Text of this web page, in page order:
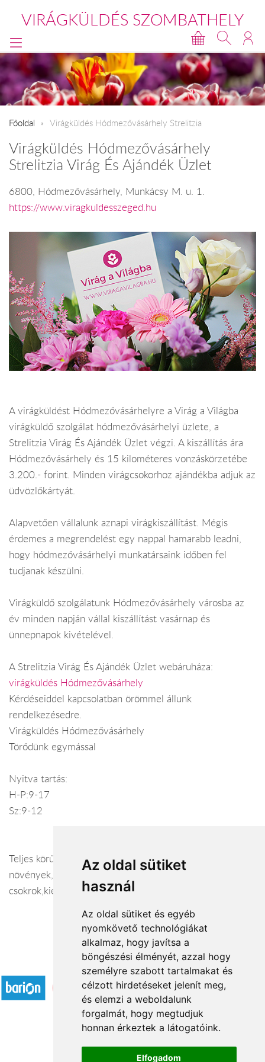
Az oldal sütiket
használ
Az oldal sütiket és egyéb
nyomkövető technológiákat
alkalmaz, hogy javítsa a
böngészési élményét, azzal hogy
személyre szabott tartalmakat és
célzott hirdetéseket jelenít meg,
és elemzi a weboldalunk
forgalmát, hogy megtudjuk
honnan érkeztek a látogatóink.
Elfogadom
VIRÁGKÜLDÉS SZOMBATHELY
Főoldal Virágküldés Hódmezővásárhely Strelitzia
Virágküldés Hódmezővásárhely
Strelitzia Virág És Ajándék Üzlet
6800, Hódmezővásárhely, Munkácsy M. u. 1.
https://www.viragkuldesszeged.hu
A virágküldést Hódmezővásárhelyre a Virág a Világba
virágküldő szolgálat hódmezővásárhelyi üzlete, a
Strelitzia Virág És Ajándék Üzlet végzi. A kiszállítás ára
Hódmezővásárhely és 15 kilométeres vonzáskörzetébe
3.200.- forint. Minden virágcsokorhoz ajándékba adjuk az
üdvözlőkártyát.
Alapvetően vállalunk aznapi virágkiszállítást. Mégis
érdemes a megrendelést egy nappal hamarabb leadni,
hogy hódmezővásárhelyi munkatársaink időben fel
tudjanak készülni.
Virágküldő szolgálatunk Hódmezővásárhely városba az
év minden napján vállal kiszállítást vasárnap és
ünnepnapok kivételével.
A Strelitzia Virág És Ajándék Üzlet webáruháza:
virágküldés Hódmezővásárhely
Kérdéseiddel kapcsolatban örömmel állunk
rendelkezésedre.
Virágküldés Hódmezővásárhely
Törődünk egymással
Nyitva tartás:
H-P:9-17
Sz:9-12
Teljes körű szolgáltatás,csokrok,cserepes
növények,szaktanácsadás,esküvői
csokrok,kiegészítők,teremdíszítés,koszorúk!
Elfogadott fizetési módok
Á.SZ.F.